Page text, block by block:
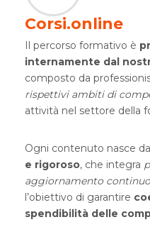
Corsi.online
Il percorso formativo è
internamente dal
composto da
rispettivi ambiti di
attività nel settore della
Ogni contenuto nasce
e rigoroso, che integra
aggiornamento
l’obiettivo di garantire
spendibilità delle